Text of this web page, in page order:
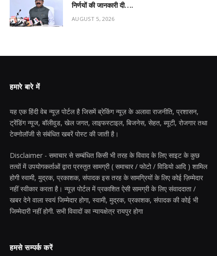
निर्णयों की जानकारी दी….
AUGUST 5, 2026
हमारे बारे में
यह एक हिंदी वेब न्यूज़ पोर्टल है जिसमें ब्रेकिंग न्यूज़ के अलावा राजनीति, प्रशासन,
ट्रेंडिंग न्यूज, बॉलीवुड, खेल जगत, लाइफस्टाइल, बिजनेस, सेहत, ब्यूटी, रोजगार तथा
टेक्नोलॉजी से संबंधित खबरें पोस्ट की जाती है।
Disclaimer - समाचार से सम्बंधित किसी भी तरह के विवाद के लिए साइट के कुछ
तत्वों में उपयोगकर्ताओं द्वारा प्रस्तुत सामग्री ( समाचार / फोटो / विडियो आदि ) शामिल
होगी स्वामी, मुद्रक, प्रकाशक, संपादक इस तरह के सामग्रियों के लिए कोई ज़िम्मेदार
नहीं स्वीकार करता है। न्यूज़ पोर्टल में प्रकाशित ऐसी सामग्री के लिए संवाददाता /
खबर देने वाला स्वयं जिम्मेदार होगा, स्वामी, मुद्रक, प्रकाशक, संपादक की कोई भी
जिम्मेदारी नहीं होगी. सभी विवादों का न्यायक्षेत्र रायपुर होगा
हमसे सम्पर्क करें